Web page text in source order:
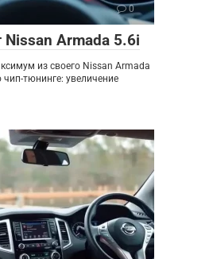
0
Armada 5.6i
из своего Nissan Armada
чип-тюнинге: увеличение